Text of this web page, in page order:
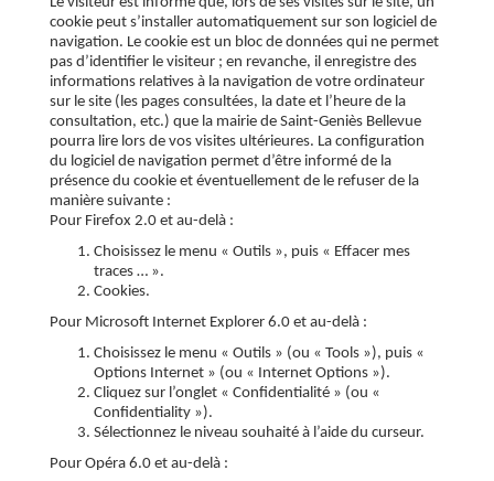
cookie peut s’installer automatiquement sur son logiciel de
navigation. Le cookie est un bloc de données qui ne permet
pas d’identifier le visiteur ; en revanche, il enregistre des
informations relatives à la navigation de votre ordinateur
sur le site (les pages consultées, la date et l’heure de la
consultation, etc.) que la mairie de Saint-Geniès Bellevue
pourra lire lors de vos visites ultérieures. La configuration
du logiciel de navigation permet d’être informé de la
présence du cookie et éventuellement de le refuser de la
manière suivante :
Pour Firefox 2.0 et au-delà :
Choisissez le menu « Outils », puis « Effacer mes
traces … ».
Cookies.
Pour Microsoft Internet Explorer 6.0 et au-delà :
Choisissez le menu « Outils » (ou « Tools »), puis «
Options Internet » (ou « Internet Options »).
Cliquez sur l’onglet « Confidentialité » (ou «
Confidentiality »).
Sélectionnez le niveau souhaité à l’aide du curseur.
Pour Opéra 6.0 et au-delà :